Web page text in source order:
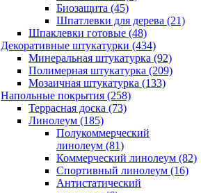
Биозащита (45)
Шпатлевки для дерева (21)
Шпаклевки готовые (48)
Декоративные штукатурки (434)
Минеральная штукатурка (92)
Полимерная штукатурка (209)
Мозаичная штукатурка (133)
Напольные покрытия (258)
Террасная доска (73)
Линолеум (185)
Полукоммерческий
линолеум (81)
Коммерческий линолеум (82)
Спортивный линолеум (16)
Антистатический